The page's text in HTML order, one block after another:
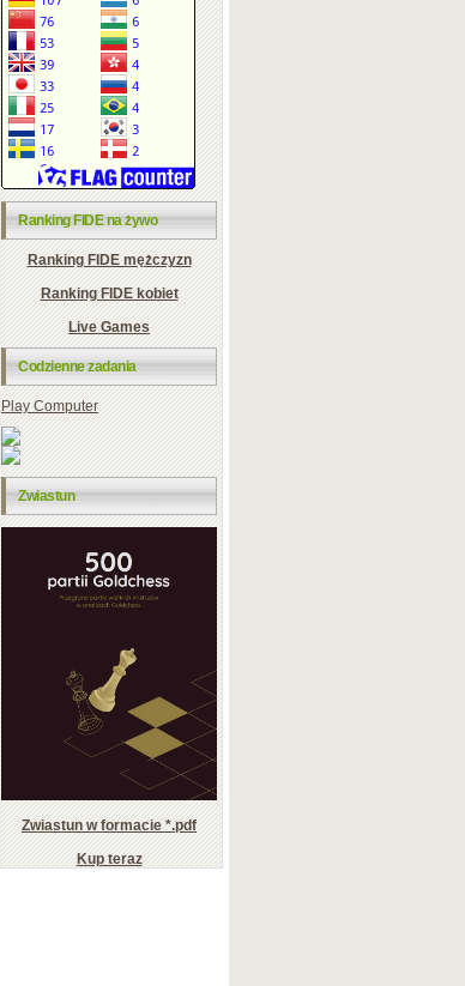
Ranking FIDE na żywo
Ranking FIDE mężczyzn
Ranking FIDE kobiet
Live Games
Codzienne zadania
Play Computer
Zwiastun
Zwiastun w formacie *.pdf
Kup teraz